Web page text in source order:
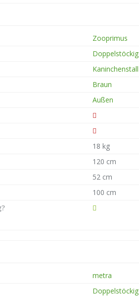
Zooprimus
Doppelstöckig
Kaninchenstall
Braun
Außen
18 kg
120 cm
52 cm
100 cm
metra
Doppelstöckig